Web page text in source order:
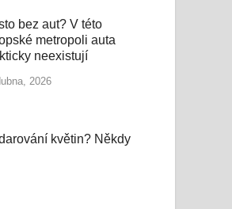
bez aut? V této
metropoli auta
neexistují
2026
květin? Někdy